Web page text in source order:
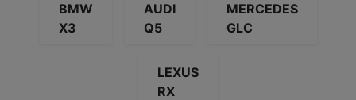
BMW
X3
AUDI
Q5
MERCEDES
GLC
LEXUS
RX